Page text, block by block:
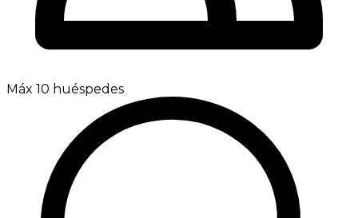
Máx 10 huéspedes